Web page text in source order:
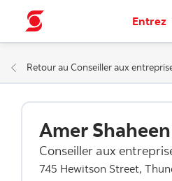
Entrez
Retour au Conseiller aux
Amer Shaheen
Conseiller aux
745 Hewitson Street,